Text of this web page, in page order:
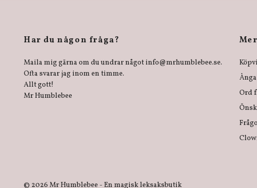
Har du någon fråga?
Maila mig gärna om du undrar något info@mrhumblebee.se.
Ofta svarar jag inom en timme.
Allt gott!
Mr Humblebee
Ord
© 2026 Mr Humblebee - En magisk leksaksbutik